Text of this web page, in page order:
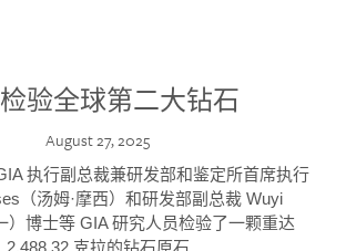
检验全球第二大钻石
August 27, 2025
执行副总裁兼研发部和鉴定所首席执行
（汤姆·摩西）和研发部副总裁 Wuyi
）博士等 GIA 研究人员检验了一颗重达
2,488.32 克拉的钻石原石